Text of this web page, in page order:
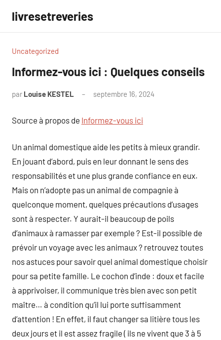
contenu
livresetreveries
Uncategorized
Informez-vous ici : Quelques conseils
par Louise KESTEL septembre 16, 2024
Source à propos de Informez-vous ici
Un animal domestique aide les petits à mieux grandir.
En jouant d’abord, puis en leur donnant le sens des
responsabilités et une plus grande confiance en eux.
Mais on n’adopte pas un animal de compagnie à
quelconque moment, quelques précautions d’usages
sont à respecter. Y aurait-il beaucoup de poils
d’animaux à ramasser par exemple ? Est-il possible de
prévoir un voyage avec les animaux ? retrouvez toutes
nos astuces pour savoir quel animal domestique choisir
pour sa petite famille. Le cochon d’inde : doux et facile
à apprivoiser, il communique très bien avec son petit
maître… à condition qu’il lui porte suffisamment
d’attention ! En effet, il faut changer sa litière tous les
deux jours et il est assez fragile ( ils ne vivent que 3 à 5